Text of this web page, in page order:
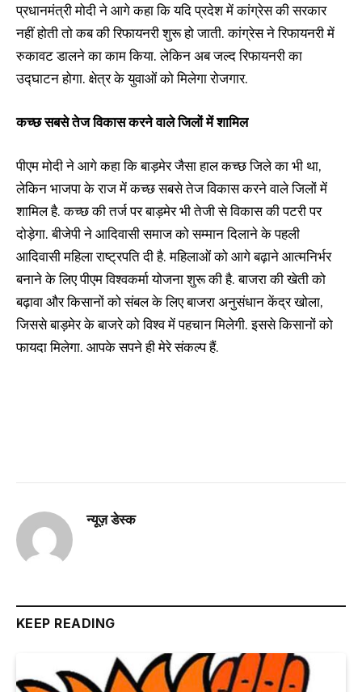
प्रधानमंत्री मोदी ने आगे कहा कि यदि प्रदेश में कांग्रेस की सरकार
नहीं होती तो कब की रिफायनरी शुरू हो जाती. कांग्रेस ने रिफायनरी में
रुकावट डालने का काम किया. लेकिन अब जल्द रिफायनरी का
उद्घाटन होगा. क्षेत्र के युवाओं को मिलेगा रोजगार.
कच्छ सबसे तेज विकास करने वाले जिलों में शामिल
पीएम मोदी ने आगे कहा कि बाड़मेर जैसा हाल कच्छ जिले का भी था,
लेकिन भाजपा के राज में कच्छ सबसे तेज विकास करने वाले जिलों में
शामिल है. कच्छ की तर्ज पर बाड़मेर भी तेजी से विकास की पटरी पर
दोड़ेगा. बीजेपी ने आदिवासी समाज को सम्मान दिलाने के पहली
आदिवासी महिला राष्ट्रपति दी है. महिलाओं को आगे बढ़ाने आत्मनिर्भर
बनाने के लिए पीएम विश्वकर्मा योजना शुरू की है. बाजरा की खेती को
बढ़ावा और किसानों को संबल के लिए बाजरा अनुसंधान केंद्र खोला,
जिससे बाड़मेर के बाजरे को विश्व में पहचान मिलेगी. इससे किसानों को
फायदा मिलेगा. आपके सपने ही मेरे संकल्प हैं.
न्यूज़ डेस्क
KEEP READING